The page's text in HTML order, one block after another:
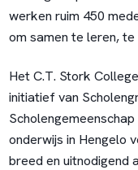
werken ruim 450
om samen te leren,
Het C.T. Stork
initiatief van
onderwijs in Hengelo
breed en uitnodigend